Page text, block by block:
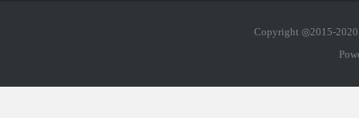
Copyright ◎2015-